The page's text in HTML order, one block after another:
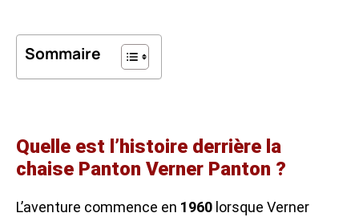
Sommaire
Quelle est l’histoire derrière la
chaise Panton Verner Panton ?
L’aventure commence en 1960 lorsque Verner